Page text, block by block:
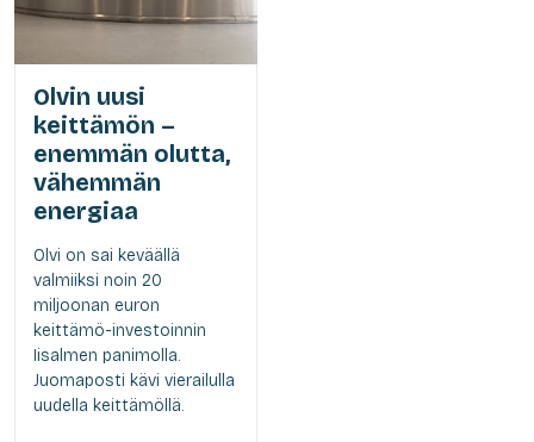
Olvin uusi
keittämön –
enemmän olutta,
vähemmän
energiaa
Olvi on sai keväällä
valmiiksi noin 20
miljoonan euron
keittämö-investoinnin
Iisalmen panimolla.
Juomaposti kävi vierailulla
uudella keittämöllä.